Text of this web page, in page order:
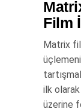
Film
Matrix
ilk
üzerine